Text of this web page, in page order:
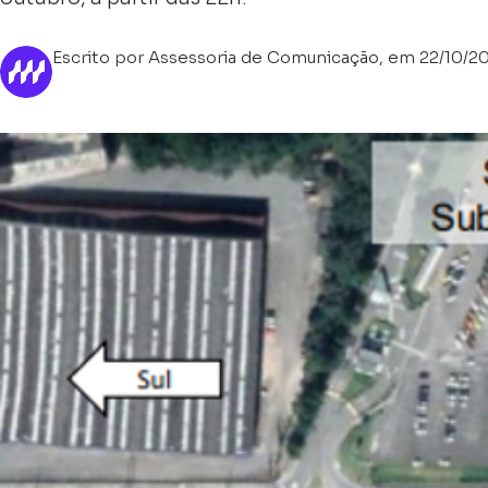
Escrito por Assessoria de Comunicação, em 22/10/